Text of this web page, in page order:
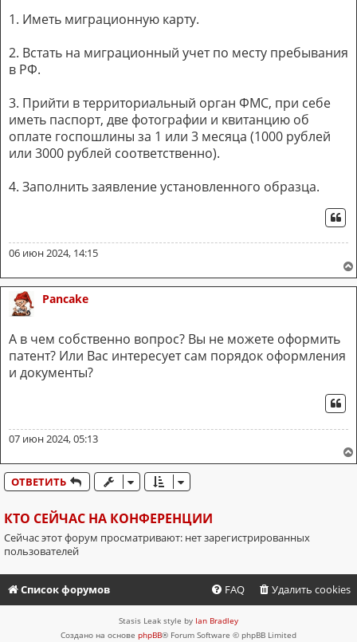
1. Иметь миграционную карту.
2. Встать на миграционный учет по месту пребывания
в РФ.
3. Прийти в территориальный орган ФМС, при себе
иметь паспорт, две фотографии и квитанцию об
оплате госпошлины за 1 или 3 месяца (1000 рублей
или 3000 рублей соответственно).
4. Заполнить заявление установленного образца.
06 июн 2024, 14:15
Pancake
А в чем собственно вопрос? Вы не можете оформить
патент? Или Вас интересует сам порядок оформления
и документы?
07 июн 2024, 05:13
ОТВЕТИТЬ
КТО СЕЙЧАС НА КОНФЕРЕНЦИИ
Сейчас этот форум просматривают: нет зарегистрированных
пользователей
Список форумов Удалить cookies
FAQ
Stasis Leak style by Ian Bradley
Создано на основе phpBB® Forum Software © phpBB Limited